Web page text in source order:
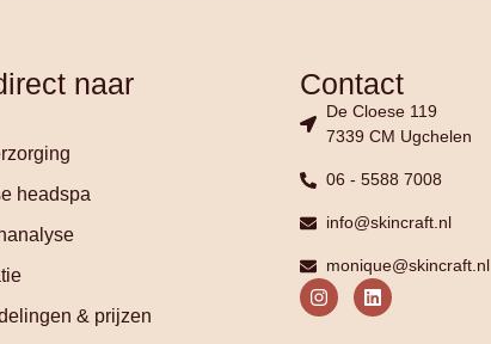
naar
headspa
& prijzen
Contact
De Cloese 119
7339 CM Ugchelen
06 - 5588 7008
info@skincraft.nl
monique@skincraft.nl